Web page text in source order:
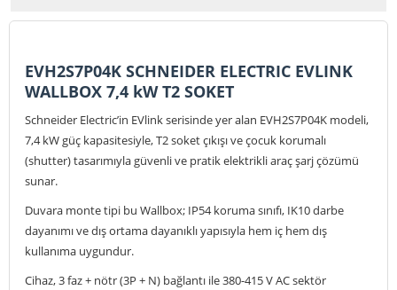
EVH2S7P04K SCHNEIDER ELECTRIC EVLINK
WALLBOX 7,4 kW T2 SOKET
Schneider Electric’in EVlink serisinde yer alan EVH2S7P04K modeli,
7,4 kW güç kapasitesiyle, T2 soket çıkışı ve çocuk korumalı
(shutter) tasarımıyla güvenli ve pratik elektrikli araç şarj çözümü
sunar.
Duvara monte tipi bu Wallbox; IP54 koruma sınıfı, IK10 darbe
dayanımı ve dış ortama dayanıklı yapısıyla hem iç hem dış
kullanıma uygundur.
Cihaz, 3 faz + nötr (3P + N) bağlantı ile 380-415 V AC sektör